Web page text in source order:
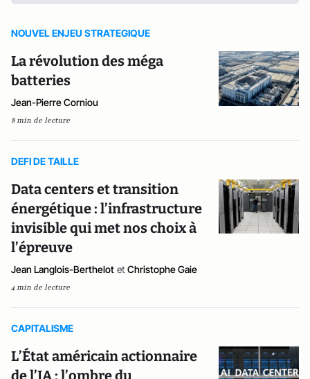
NOUVEL ENJEU STRATEGIQUE
La révolution des méga
batteries
Jean-Pierre Corniou
8 min de lecture
DEFI DE TAILLE
Data centers et transition
énergétique : l’infrastructure
invisible qui met nos choix à
l’épreuve
Jean Langlois-Berthelot et Christophe Gaie
4 min de lecture
CAPITALISME
L’État américain actionnaire
de l’IA : l’ombre du